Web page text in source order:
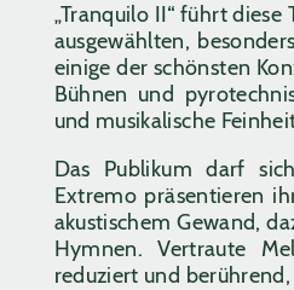
„Tranquilo II“ führt
ausgewählten,
einige der schönsten
Bühnen und
und musikalische
Das Publikum darf
Extremo präsentieren
akustischem Gewand,
Hymnen. Vertraute
reduziert und